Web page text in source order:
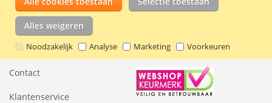
Alles weigeren
Noodzakelijk Analyse Marketing Voorkeuren
Informatie
Contact
Klantenservice
Keurmerk + reviews